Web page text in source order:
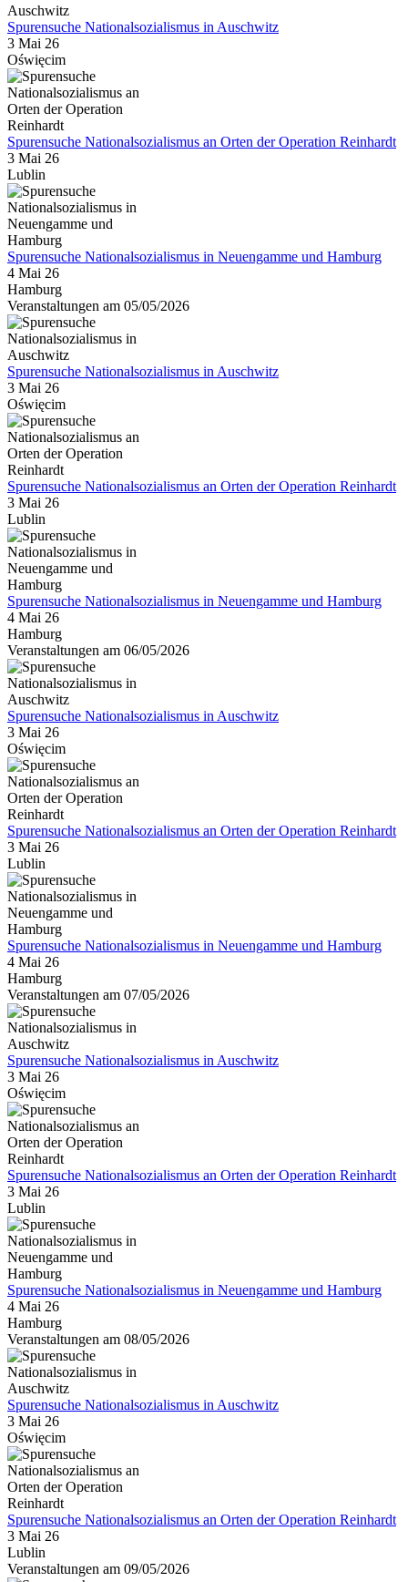
Spurensuche Nationalsozialismus in Auschwitz
3 Mai 26
Oświęcim
Spurensuche Nationalsozialismus an Orten der Operation Reinhardt
3 Mai 26
Lublin
Spurensuche Nationalsozialismus in Neuengamme und Hamburg
4 Mai 26
Hamburg
Veranstaltungen am 05/05/2026
Spurensuche Nationalsozialismus in Auschwitz
3 Mai 26
Oświęcim
Spurensuche Nationalsozialismus an Orten der Operation Reinhardt
3 Mai 26
Lublin
Spurensuche Nationalsozialismus in Neuengamme und Hamburg
4 Mai 26
Hamburg
Veranstaltungen am 06/05/2026
Spurensuche Nationalsozialismus in Auschwitz
3 Mai 26
Oświęcim
Spurensuche Nationalsozialismus an Orten der Operation Reinhardt
3 Mai 26
Lublin
Spurensuche Nationalsozialismus in Neuengamme und Hamburg
4 Mai 26
Hamburg
Veranstaltungen am 07/05/2026
Spurensuche Nationalsozialismus in Auschwitz
3 Mai 26
Oświęcim
Spurensuche Nationalsozialismus an Orten der Operation Reinhardt
3 Mai 26
Lublin
Spurensuche Nationalsozialismus in Neuengamme und Hamburg
4 Mai 26
Hamburg
Veranstaltungen am 08/05/2026
Spurensuche Nationalsozialismus in Auschwitz
3 Mai 26
Oświęcim
Spurensuche Nationalsozialismus an Orten der Operation Reinhardt
3 Mai 26
Lublin
Veranstaltungen am 09/05/2026